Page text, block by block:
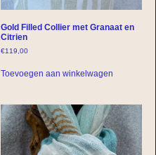
Gold Filled Collier met Granaat en
Citrien
€119,00
Toevoegen aan winkelwagen